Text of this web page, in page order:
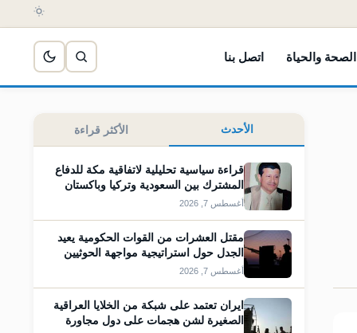
الصحة والحياة اتصل بنا
الأحدث الأكثر قراءة
قراءة سياسية تحليلية لاتفاقية مكة للدفاع
المشترك بين السعودية وتركيا وباكستان
أغسطس 7, 2026
مقتل العشرات من القوات الحكومية يعيد
الجدل حول استراتيجية مواجهة الحوثيين
أغسطس 7, 2026
ايران تعتمد على شبكة من الخلايا العراقية
الصغيرة لشن هجمات على دول مجاورة